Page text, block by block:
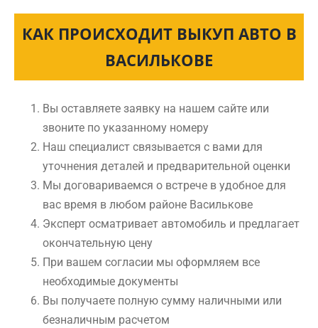
КАК ПРОИСХОДИТ ВЫКУП АВТО В
ВАСИЛЬКОВЕ
Вы оставляете заявку на нашем сайте или
звоните по указанному номеру
Наш специалист связывается с вами для
уточнения деталей и предварительной оценки
Мы договариваемся о встрече в удобное для
вас время в любом районе Василькове
Эксперт осматривает автомобиль и предлагает
окончательную цену
При вашем согласии мы оформляем все
необходимые документы
Вы получаете полную сумму наличными или
безналичным расчетом